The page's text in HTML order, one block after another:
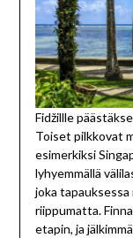
Fidžillle
Toiset pilkkovat
esimerkiksi
lyhyemmällä
joka
riippumatta.
etapin, ja